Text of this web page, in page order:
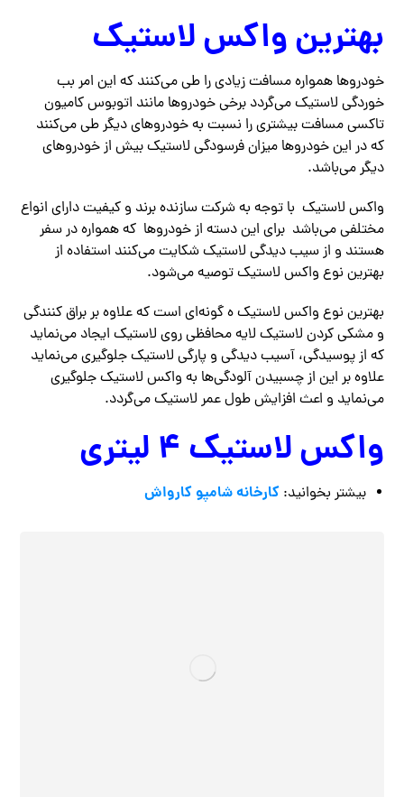
بهترین واکس لاستیک
خودروها همواره مسافت زیادی را طی می‌کنند که این امر بب
خوردگی لاستیک می‌گردد برخی خودروها مانند اتوبوس کامیون
تاکسی مسافت بیشتری را نسبت به خودروهای دیگر طی می‌کنند
که در این خودروها میزان فرسودگی لاستیک بیش از خودروهای
دیگر می‌باشد.
واکس لاستیک با توجه به شرکت سازنده برند و کیفیت دارای انواع
مختلفی می‌باشد برای این دسته از خودروها که همواره در سفر
هستند و از سیب دیدگی لاستیک شکایت می‌کنند استفاده از
بهترین نوع واکس لاستیک توصیه می‌شود.
بهترین نوع واکس لاستیک ه گونه‌ای است که علاوه بر براق کنندگی
و مشکی کردن لاستیک لایه محافظی روی لاستیک ایجاد می‌نماید
که از پوسیدگی، آسیب دیدگی و پارگی لاستیک جلوگیری می‌نماید
علاوه بر این از چسبیدن آلودگی‌ها به واکس لاستیک جلوگیری
می‌نماید و اعث افزایش طول عمر لاستیک می‌گردد.
واکس لاستیک 4 لیتری
بیشتر بخوانید:کارخانه شامپو کارواش